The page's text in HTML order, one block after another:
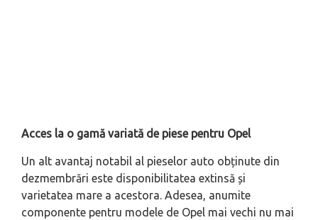
Acces la o gamă variată de piese pentru Opel
Un alt avantaj notabil al pieselor auto obținute din
dezmembrări este disponibilitatea extinsă și
varietatea mare a acestora. Adesea, anumite
componente pentru modele de Opel mai vechi nu mai